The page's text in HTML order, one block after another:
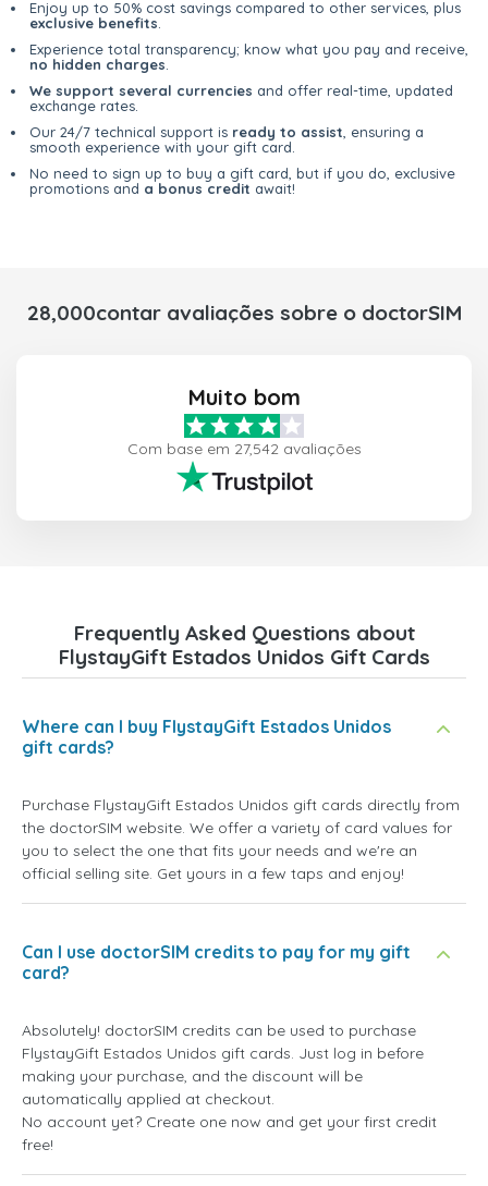
Enjoy up to 50% cost savings compared to other services, plus
exclusive benefits
Experience total transparency; know what you pay and receive,
no hidden charges
We support several currencies and offer real-time, updated
exchange rates.
Our 24/7 technical support is ready to assist , ensuring a
smooth experience with your gift card.
No need to sign up to buy a gift card, but if you do, exclusive
promotions and a bonus credit await!
28,000contar avaliações sobre o doctorSIM
Muito bom
Com base em 27,542 avaliações
Frequently Asked Questions about
FlystayGift Estados Unidos Gift Cards
Where can I buy FlystayGift Estados Unidos
gift cards?
Purchase FlystayGift Estados Unidos gift cards directly from
the doctorSIM website. We offer a variety of card values for
you to select the one that fits your needs and we're an
official selling site. Get yours in a few taps and enjoy!
Can I use doctorSIM credits to pay for my gift
card?
Absolutely! doctorSIM credits can be used to purchase
FlystayGift Estados Unidos gift cards. Just log in before
making your purchase, and the discount will be
automatically applied at checkout.
No account yet? Create one now and get your first credit
free!